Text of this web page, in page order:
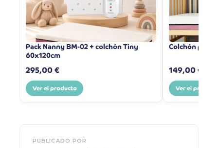
Pack Nanny BM-02 + colchón Tiny
60x120cm
295,00 €
Ver el producto
Colchón para
149,00 €
Ver el
PUBLICADO POR